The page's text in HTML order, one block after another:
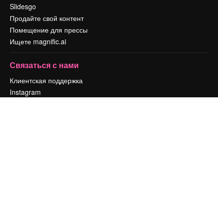
Slidesgo
Продайте свой контент
Помещение для прессы
Ищете magnific.ai
Связаться с нами
Клиентская поддержка
Instagram